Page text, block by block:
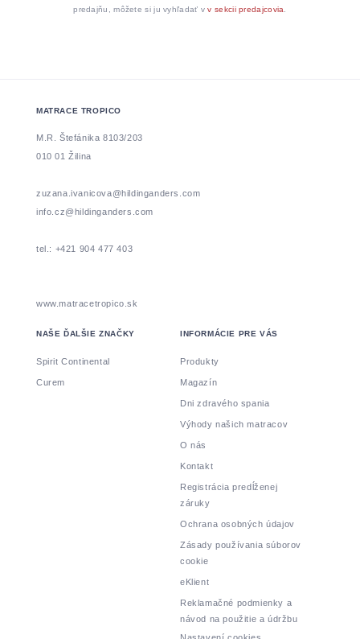
predajňu, môžete si ju vyhľadať vv sekcii predajcovia
MATRACE TROPICO
M.R. Štefánika 8103/203
010 01 Žilina
zuzana.ivanicova@hildinganders.com
info.cz@hildinganders.com
tel.: +421 904 477 403
www.matracetropico.sk
NAŠE ĎALŠIE ZNAČKY
Spirit Continental
Curem
INFORMÁCIE PRE VÁS
Produkty
Magazín
Dni zdravého spania
Výhody našich matracov
O nás
Kontakt
Registrácia predĺženej
záruky
Ochrana osobných údajov
Zásady používania súborov
cookie
eKlient
Reklamačné podmienky a
návod na použitie a údržbu